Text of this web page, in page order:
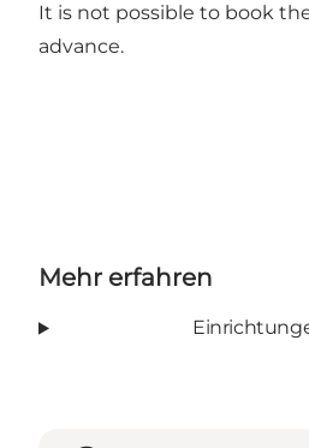
It is not possible to book
advance.
Mehr erfahren